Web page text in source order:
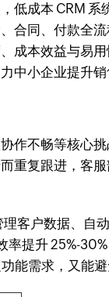
成本 CRM
合同、付款全
本效益与易
小企业提升
作不畅等核心
复跟进，客
客户数据、自
提升 25%-
能需求，又能避